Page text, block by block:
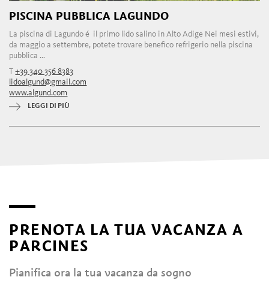
PISCINA PUBBLICA LAGUNDO
La piscina di Lagundo é il primo lido salino in Alto Adige Nei mesi estivi,
da maggio a settembre, potete trovare benefico refrigerio nella piscina
pubblica ...
T+39 340 356 8383
lidoalgund@gmail.com
www.algund.com
LEGGI DI PIÙ
PRENOTA LA TUA VACANZA A
PARCINES
Pianifica ora la tua vacanza da sogno